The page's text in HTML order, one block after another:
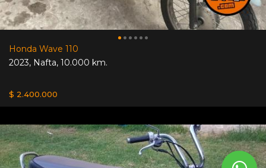
Honda Wave 110
2023, Nafta, 10.000 km.
$ 2.400.000